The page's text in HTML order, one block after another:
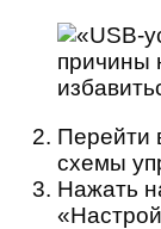
Перейти
схемы
Нажать